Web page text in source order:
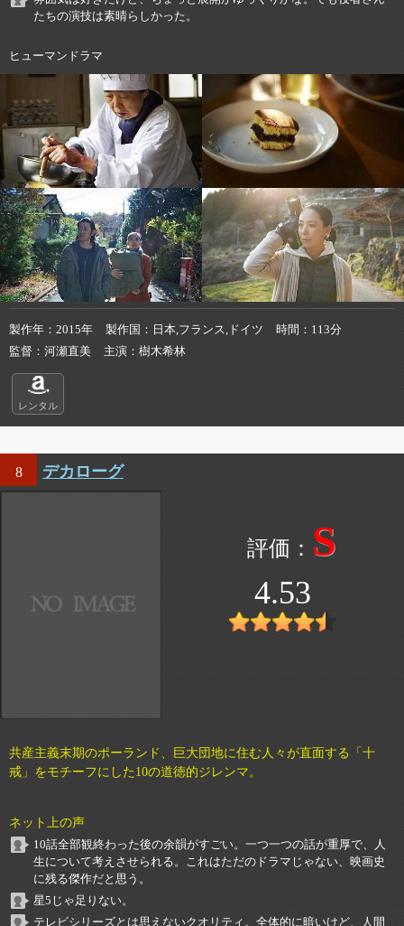
たちの演技は素晴らしかった。
ヒューマンドラマ
製作年 2015年 製作国 日本,フランス,ドイツ 時間
113分
監督
河瀬直美 主演 樹木希林
レンタル
8 デカローグ
S
4.53
共産主義末期のポーランド、巨大団地に住む人々が直面する「十
戒」をモチーフにした10の道徳的ジレンマ。
ネット上の声
10話全部観終わった後の余韻がすごい。一つ一つの話が重厚で、人
生について考えさせられる。これはただのドラマじゃない、映画史
に残る傑作だと思う。
星5じゃ足りない。
テレビシリーズとは思えないクオリティ。全体的に暗いけど、人間